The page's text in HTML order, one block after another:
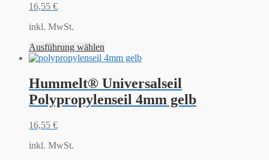
16,55 €
inkl. MwSt.
Ausführung wählen
Hummelt® Universalseil
Polypropylenseil 4mm gelb
16,55 €
inkl. MwSt.